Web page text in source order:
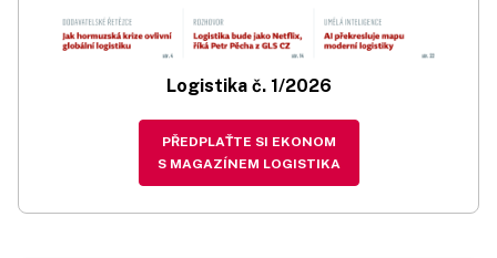
Logistika č. 1/2026
PŘEDPLAŤTE SI EKONOM
S MAGAZÍNEM LOGISTIKA